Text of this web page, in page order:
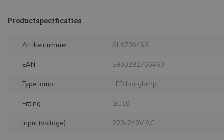
Productspecificaties
Artikelnummer SLX706460
EAN 5903282706460
Type lamp LED hanglamp
Fitting GU10
Input (voltage) 220-240V AC